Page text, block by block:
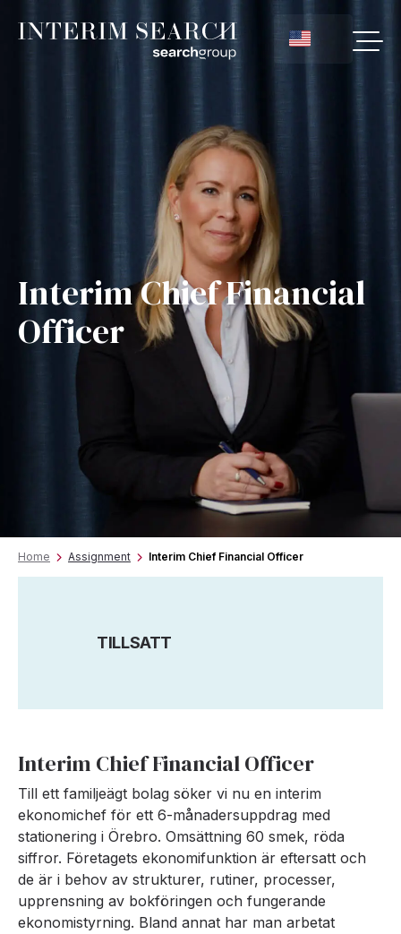
Interim Chief Financial
Officer
Home Assignment Interim Chief Financial Officer
TILLSATT
Interim Chief Financial Officer
Till ett familjeägt bolag söker vi nu en interim
ekonomichef för ett 6-månadersuppdrag med
stationering i Örebro. Omsättning 60 smek, röda
siffror. Företagets ekonomifunktion är eftersatt och
de är i behov av strukturer, rutiner, processer,
upprensning av bokföringen och fungerande
ekonomistyrning. Bland annat har man arbetat